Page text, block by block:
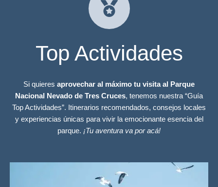
Top Actividades
Si quieres aprovechar al máximo tu visita al Parque
Nacional Nevado de Tres Cruces, tenemos nuestra “Guía
Top Actividades”. Itinerarios recomendados, consejos locales
y experiencias únicas para vivir la emocionante esencia del
parque. ¡Tu aventura va por acá!